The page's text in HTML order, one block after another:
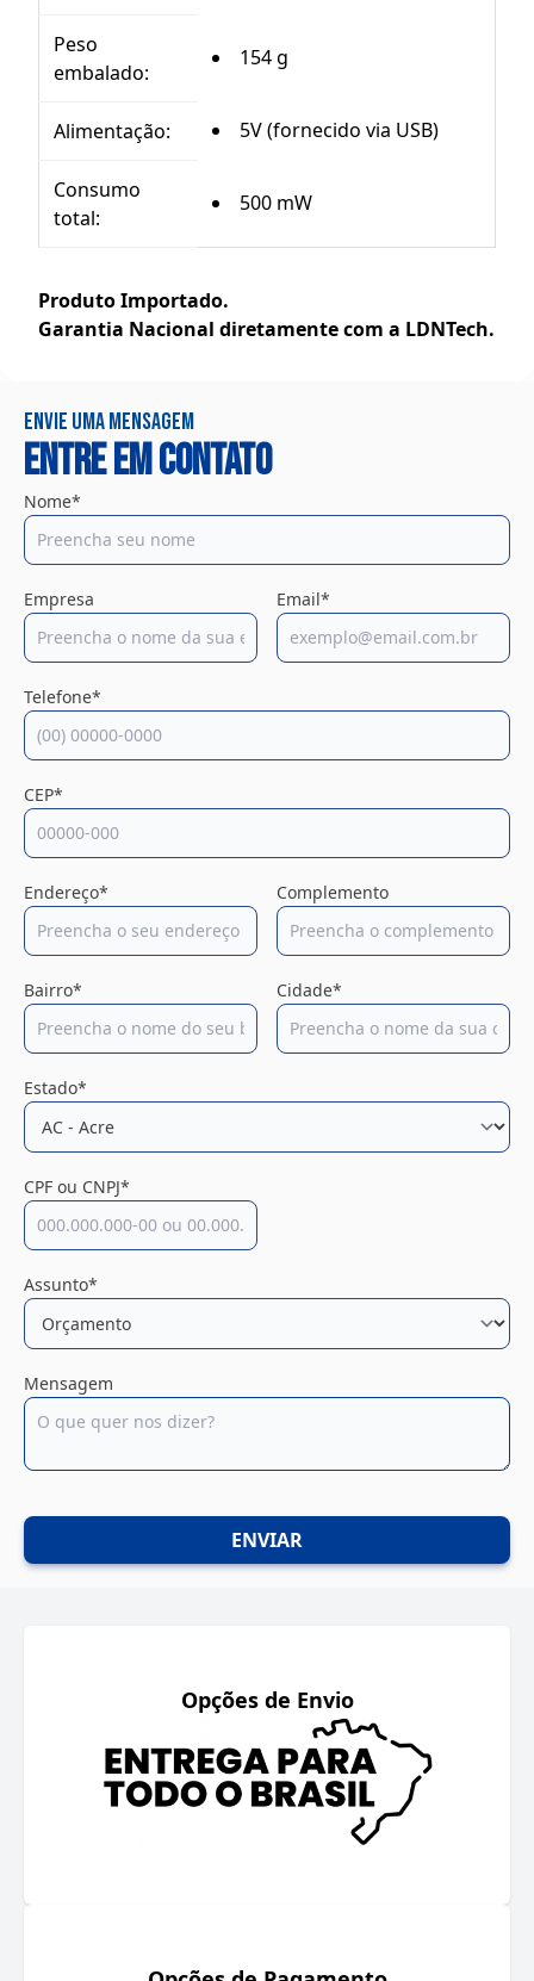
Peso
embalado:
154 g
Alimentação: 5V (fornecido via USB)
Consumo
total:
500 mW
Produto Importado.
Garantia Nacional diretamente com a LDNTech.
Envie uma mensagem
Entre em contato
Nome*
Empresa Email*
Telefone*
CEP*
Endereço* Complemento
Bairro* Cidade*
Estado*
CPF ou CNPJ*
Assunto*
Mensagem
ENVIAR
Opções de Envio